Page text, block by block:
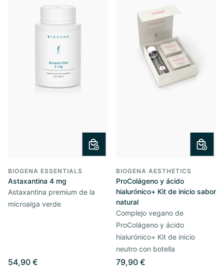
BIOGENA ESSENTIALS
Astaxantina 4 mg
Astaxantina premium de la
microalga verde
54,90 €
BIOGENA AESTHETICS
ProColágeno y ácido
hialurónico+ Kit de inicio sabor
natural
Complejo vegano de
ProColágeno y ácido
hialurónico+ Kit de inicio
neutro con botella
79,90 €